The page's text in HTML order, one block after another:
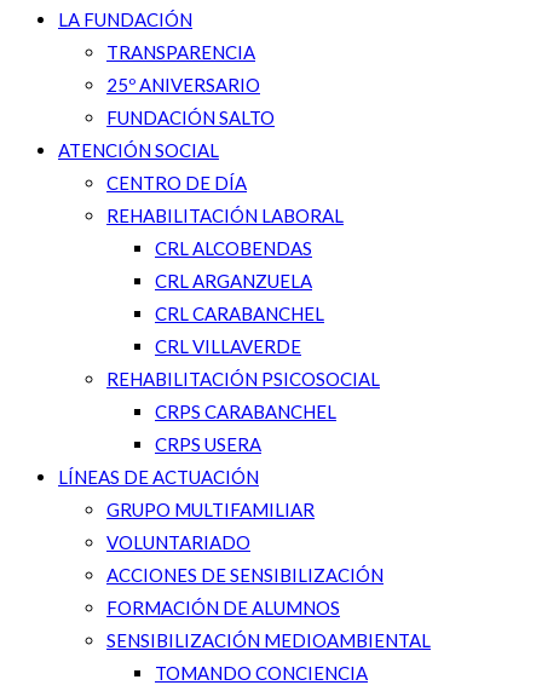
LA FUNDACIÓN
TRANSPARENCIA
25º ANIVERSARIO
FUNDACIÓN SALTO
ATENCIÓN SOCIAL
CENTRO DE DÍA
REHABILITACIÓN LABORAL
CRL ALCOBENDAS
CRL ARGANZUELA
CRL CARABANCHEL
CRL VILLAVERDE
REHABILITACIÓN PSICOSOCIAL
CRPS CARABANCHEL
CRPS USERA
LÍNEAS DE ACTUACIÓN
GRUPO MULTIFAMILIAR
VOLUNTARIADO
ACCIONES DE SENSIBILIZACIÓN
FORMACIÓN DE ALUMNOS
SENSIBILIZACIÓN MEDIOAMBIENTAL
TOMANDO CONCIENCIA